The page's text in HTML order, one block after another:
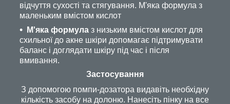
відчуття сухості та стягування. М'яка формула з
маленьким вмістом кислот
М'яка формула з низьким вмістом кислот для
схильної до акне шкіри допомагає підтримувати
баланс і доглядати шкіру під час і після
вмивання.
Застосування
З допомогою помпи-дозатора видавіть необхідну
кількість засобу на долоню. Нанесіть пінку на все